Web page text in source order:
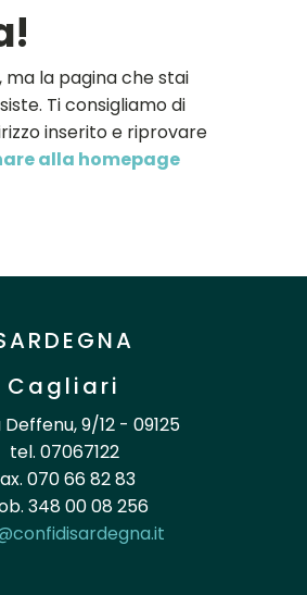
ma la pagina che stai
Ti consigliamo di
inserito e riprovare
alla homepage
Cagliari
Deffenu, 9/12 - 09125
tel. 07067122
070 66 82 83
348 00 08 256